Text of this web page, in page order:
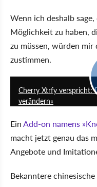
Wenn ich deshalb
Möglichkeit zu haben,
zu müssen, würden
zustimmen.
Cherry Xtrfy verspricht:
verändern«
EinAdd-on namens
macht jetzt genau das
Angebote und
Bekanntere